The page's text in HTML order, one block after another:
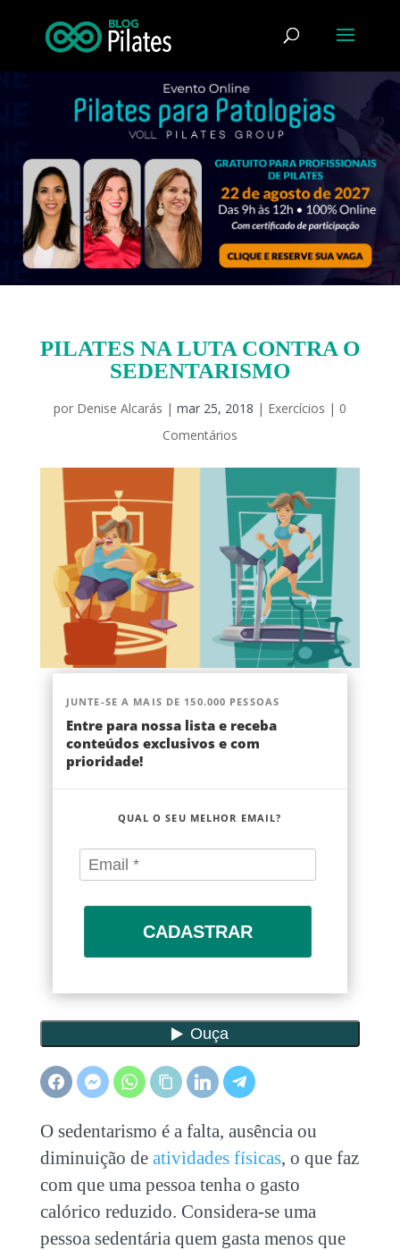
PILATES NA LUTA CONTRA O
SEDENTARISMO
por Denise Alcarás | mar 25, 2018 | Exercícios | 0
Comentários
JUNTE-SE A MAIS DE 150.000 PESSOAS
Entre para nossa lista e receba
conteúdos exclusivos e com
prioridade!
QUAL O SEU MELHOR EMAIL?
CADASTRAR
O sedentarismo é a falta, ausência ou
diminuição de atividades físicas, o que faz
com que uma pessoa tenha o gasto
calórico reduzido. Considera-se uma
pessoa sedentária quem gasta menos que